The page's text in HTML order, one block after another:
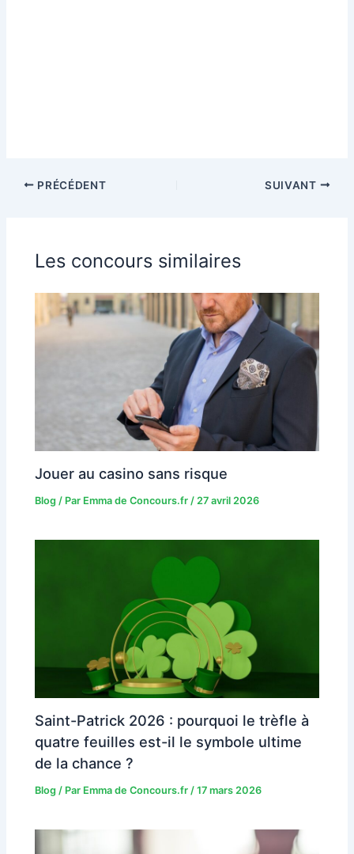
PRÉCÉDENT SUIVANT
Les concours similaires
Jouer au casino sans risque
Blog / Par Emma de Concours.fr / 27 avril 2026
Saint-Patrick 2026 : pourquoi le trèfle à
quatre feuilles est-il le symbole ultime
de la chance ?
Blog / Par Emma de Concours.fr /17 mars 2026